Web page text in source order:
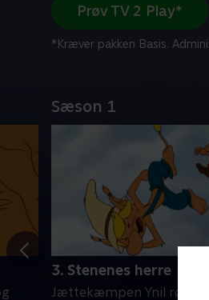
Prøv TV 2 Play*
*Kræver pakken Basis.
Sæson 1
3. Stenenes herre
Jættekæmpen Ynil rører